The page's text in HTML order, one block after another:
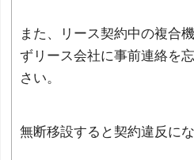
また、リース契約中の複合
ずリース会社に事前連絡を
さい。
無断移設すると契約違反に